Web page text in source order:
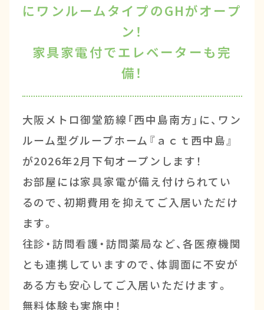
にワンルームタイプのGHがオープ
ン！
家具家電付でエレベーターも完
備！
大阪メトロ御堂筋線「西中島南方」に、ワン
ルーム型グループホーム『ａｃｔ西中島』
が2026年2月下旬オープンします！
お部屋には家具家電が備え付けられてい
るので、初期費用を抑えてご入居いただけ
ます。
往診・訪問看護・訪問薬局など、各医療機関
とも連携していますので、体調面に不安が
ある方も安心してご入居いただけます。
無料体験も実施中！